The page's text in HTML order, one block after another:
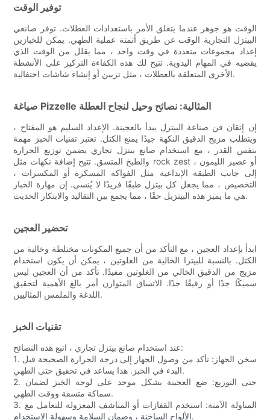
توفير الوقت
الوقت هو جوهر عندما يتعلق الأمر باستعدادات العطلات. توفر صانعي
البيتزل التجارية الوقت عن طريق أتمتة عملية الطهي. يمكن للخبازين
إعداد مجموعات متعددة في وقت واحد ، مما يقلل من الوقت الذي
يقضيه في المهام اليدوية. تتيح لك هذه الكفاءة التركيز على الأنشطة
الأخرى المتعلقة بالعطلات ، مثل تزيين أو إنشاء شاشات احتفالية.
صياغة Pizzelle المثالية: نصائح وحيل لنجاح العطلة
إن إتقان فن صناعة البيتزل يبدأ بالعجينة. الإعداد السليم هو المفتاح ،
ويتطلب مزيج الدقيق النكهة جيدًا يمنع الكتل. تعتبر تقنيات الخبز مهمة
بنفس القدر ، مع استخدام صانع بيتزل تجاري يضمن توزيع الحرارة
والطبخ المتسق. تتيح إضافة نكهات مثل rock zest أو عصير الليمون ،
إلى جانب الطبقة الإبداعية مثل الفواكه المسكرة أو المكسرات ،
التخصيص ، مما يجعل كل بيتزل طبقًا فريدًا لا يُنسى. إن مهارة الخباز
هي ما يميز هذه البيتزيل حقًا ، مما يجمع بين التقاليد والابتكار الحديث.
تحضير العجين
ابدأ بإعداد العجين ، مع التأكد من أن جميع المكونات مختلطة وخالية من
الكتل. بالنسبة للبيتزا الخالية من الغلوتين ، يمكن أن يكون استخدام
مزيج من الدقيق الخالي من الغلوتين مفيدًا. تأكد من أن العجين ليس
سميكًا جدًا أو رقيقًا جدًا. الاتساق المتوازن أمر بالغ الأهمية لتحقيق
اللدغة والملمس المثاليين.
تقنيات الخبز
عند استخدام صانع بيتزل تجاري ، اتبع هذه النصائح:
1. سخن الجهاز: تأكد من وصول الجهاز إلى درجة الحرارة الصحيحة قبل
البدء في الخبز. هذا يساعد في تحقيق حتى الطهي.
2. حتى التوزيع: ضع العجينة بشكل موحد على لوحة الخبز لضمان
سماكة متسقة ووقت الطهي.
3. المناولة الآمنة: استخدم القفازات أو المناشف المعزولة للتعامل مع
الألواح الساخنة ، وضمان السلامة وسهولة الاستخدام.